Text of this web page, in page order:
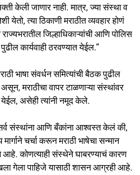
केली जाणार नाही. मात्र, ज्या संस्था व
त्या ठिकाणी मराठीत व्यवहार होणं
जिल्हाधिकाऱ्यांची आणि पोलिस
कार्यवाही ठरवण्यात येईल.”
भाषा संवर्धन समित्यांची बैठक पुढील
मराठीचा वापर टाळणाऱ्या संस्थांवर
येईल, असेही त्यांनी नमूद केले.
संस्थांना आणि बँकांना आश्वस्त केलं की,
चर्चा करून मराठी भाषेचा सन्मान
कोणत्याही संस्थेने घाबरण्याचं कारण
गेला पाहिजे यासाठी शासन आग्रही आहे.